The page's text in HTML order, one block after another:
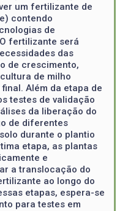
um fertilizante de
contendo
de
fertilizante será
das
de crescimento,
de milho
Além da etapa de
testes de validação
da liberação do
de diferentes
durante o plantio
etapa, as plantas
e
a translocação do
ao longo do
etapas, espera-se
para testes em